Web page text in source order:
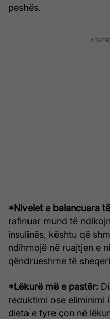
peshës.
*Nivelet e balancuara
rafinuar mund të
insulinës, kështu që
ndihmojë në ruajtjen e
qëndrueshme të
*Lëkurë më e pastër:
reduktimi ose eliminimi
dieta e tyre çon në